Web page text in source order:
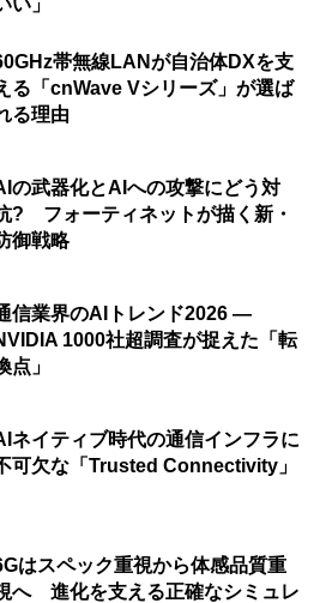
帯無線LANが自治体DXを支
る「cnWave Vシリーズ」が選ば
る理由
の武器化とAIへの攻撃にどう対
? フォーティネットが描く新・
御戦略
信業界のAIトレンド2026 ―
1000社超調査が捉えた「転
点」
ネイティブ時代の通信インフラに
可欠な「Trusted Connectivity」
はスペック重視から体感品質重
へ 進化を支える正確なシミュレ